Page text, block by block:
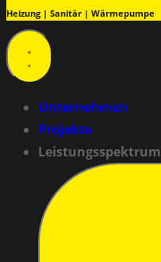
Heizung | Sanitär | Wärmepumpe
Unternehmen
Projekte
Leistungsspektrum